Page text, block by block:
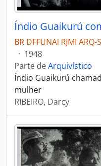
Índio Guaikurú
BR DFFUNAI RJMI ARQ-
· 1948
Parte deArquivístico
Índio Guaikurú
mulher
RIBEIRO, Darcy